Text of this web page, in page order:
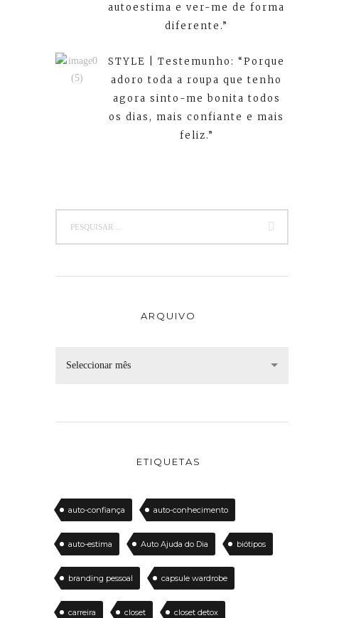
autoestima e ver-me de forma
diferente.”
STYLE | Testemunho: “Porque
adoro toda a roupa que tenho
agora sinto-me bonita todos
os dias, mais confiante e mais
feliz.”
ARQUIVO
Seleccionar mês
ETIQUETAS
auto-confiança auto-conhecimento
auto-estima Auto Ajuda do Dia biótipos
branding pessoal capsule wardrobe
carreira closet closet detox